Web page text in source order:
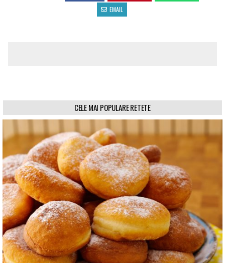
EMAIL
CELE MAI POPULARE RETETE